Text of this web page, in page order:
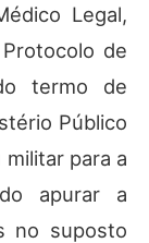
Legal,
de
termo de
Público
para a
apurar a
no suposto